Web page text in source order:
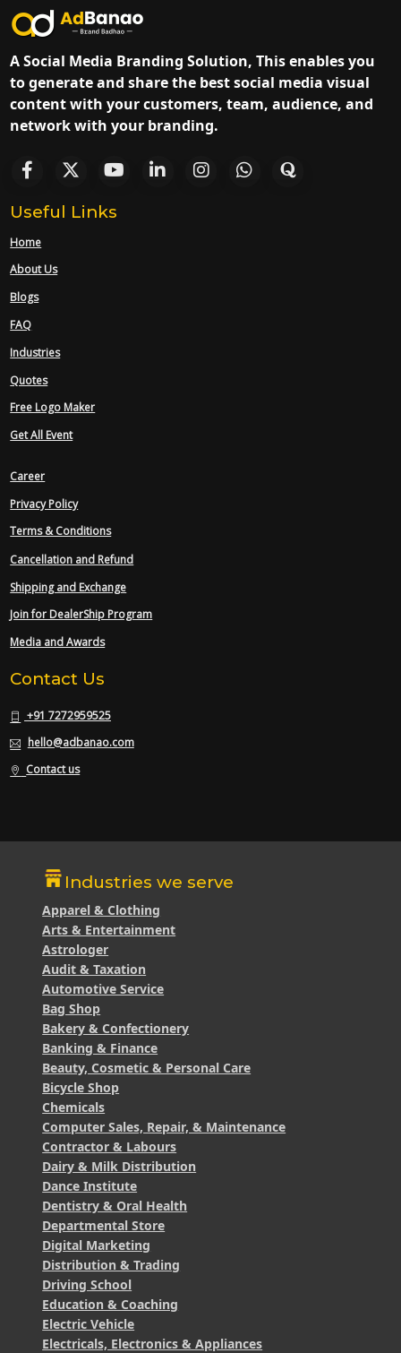
A Social Media Branding Solution, This enables you
to generate and share the best social media visual
content with your customers, team, audience, and
network with your branding.
Useful Links
Home
About Us
Blogs
FAQ
Industries
Quotes
Free Logo Maker
Get All Event
Career
Privacy Policy
Terms & Conditions
Cancellation and Refund
Shipping and Exchange
Join for DealerShip Program
Media and Awards
Contact Us
+91 7272959525
hello@adbanao.com
Contact us
Industries we serve
Apparel & Clothing
Arts & Entertainment
Astrologer
Audit & Taxation
Automotive Service
Bag Shop
Bakery & Confectionery
Banking & Finance
Beauty, Cosmetic & Personal Care
Bicycle Shop
Chemicals
Computer Sales, Repair, & Maintenance
Contractor & Labours
Dairy & Milk Distribution
Dance Institute
Dentistry & Oral Health
Departmental Store
Digital Marketing
Distribution & Trading
Driving School
Education & Coaching
Electric Vehicle
Electricals, Electronics & Appliances